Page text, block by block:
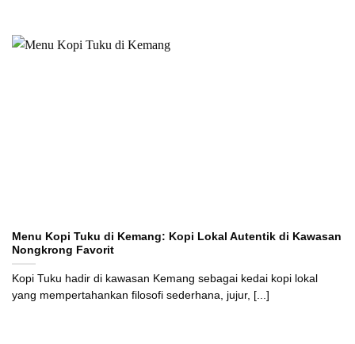
Menu Kopi Tuku di Kemang: Kopi Lokal Autentik di Kawasan
Nongkrong Favorit
Kopi Tuku hadir di kawasan Kemang sebagai kedai kopi lokal
yang mempertahankan filosofi sederhana, jujur, [...]